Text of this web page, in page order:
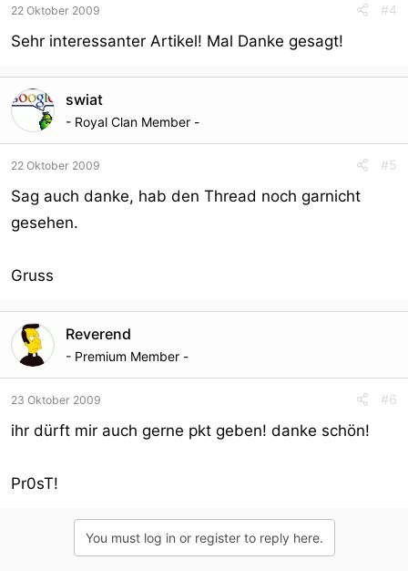
22 Oktober 2009 #4
Sehr interessanter Artikel! Mal Danke gesagt!
swiat
- Royal Clan Member -
22 Oktober 2009 #5
Sag auch danke, hab den Thread noch garnicht
gesehen.
Gruss
Reverend
- Premium Member -
23 Oktober 2009 #6
ihr dürft mir auch gerne pkt geben! danke schön!
Pr0sT!
You must log in or register to reply here.